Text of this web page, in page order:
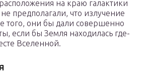
на краю галактики
предполагали, что излучение
того, они бы дали совершенно
если бы Земля находилась где-
Вселенной.